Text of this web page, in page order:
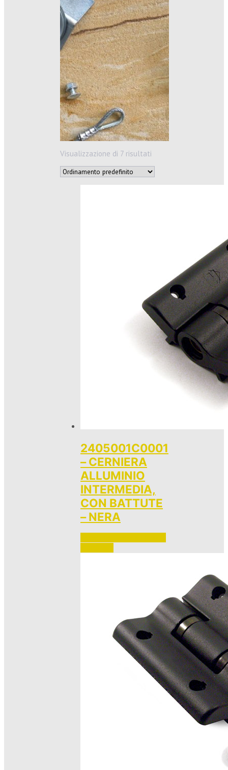
Visualizzazione di 7 risultati
2405001C0001
– CERNIERA
ALLUMINIO
INTERMEDIA,
CON BATTUTE
– NERA